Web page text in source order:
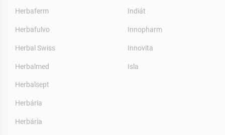
Herbaferm
Herbafulvo
Herbal Swiss
Herbalmed
Herbalsept
Herbária
Herbária
Indiát
Innopharm
Innovita
Isla